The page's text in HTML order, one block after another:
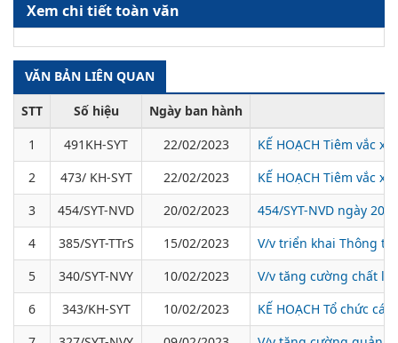
Xem chi tiết toàn văn
VĂN BẢN LIÊN QUAN
STT Số hiệu
Ngày ban hành
1
491KH-SYT 22/02/2023
KẾ HOẠCH Tiêm vắc
2
473/ KH-SYT 22/02/2023
KẾ HOẠCH Tiêm vắc
3
454/SYT-NVD 20/02/2023
454/SYT-NVD ngày
4
385/SYT-TTrS 15/02/2023
V/v triển khai Thông tư
5
340/SYT-NVY 10/02/2023
V/v tăng cường chất
6
343/KH-SYT 10/02/2023
KẾ HOẠCH Tổ chức